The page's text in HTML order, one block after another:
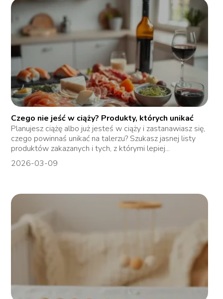
Czego nie jeść w ciąży? Produkty, których unikać
Planujesz ciążę albo już jesteś w ciąży i zastanawiasz się,
czego powinnaś unikać na talerzu? Szukasz jasnej listy
produktów zakazanych i tych, z którymi lepiej...
2026-03-09